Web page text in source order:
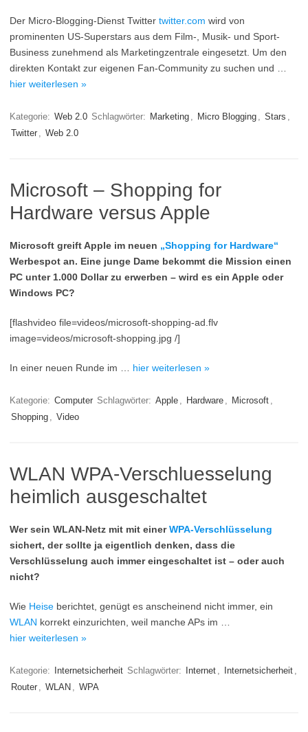
Der Micro-Blogging-Dienst Twitter twitter.com wird von
prominenten US-Superstars aus dem Film-, Musik- und Sport-
Business zunehmend als Marketingzentrale eingesetzt. Um den
direkten Kontakt zur eigenen Fan-Community zu suchen und …
hier weiterlesen »
Kategorie: Web 2.0 Schlagwörter: Marketing , Micro Blogging , Stars ,
Twitter , Web 2.0
Microsoft – Shopping for
Hardware versus Apple
Microsoft greift Apple im neuen „Shopping for Hardware“
Werbespot an. Eine junge Dame bekommt die Mission einen
PC unter 1.000 Dollar zu erwerben – wird es ein Apple oder
Windows PC?
[flashvideo file=videos/microsoft-shopping-ad.flv
image=videos/microsoft-shopping.jpg /]
In einer neuen Runde im … hier weiterlesen »
Kategorie: Computer Schlagwörter: Apple , Hardware , Microsoft ,
Shopping , Video
WLAN WPA-Verschluesselung
heimlich ausgeschaltet
Wer sein WLAN-Netz mit mit einerWPA-Verschlüsselung
sichert, der sollte ja eigentlich denken, dass die
Verschlüsselung auch immer eingeschaltet ist – oder auch
nicht?
Wie Heise berichtet, genügt es anscheinend nicht immer, ein
WLAN korrekt einzurichten, weil manche APs im …
hier weiterlesen »
Kategorie: Internetsicherheit Schlagwörter: Internet , Internetsicherheit ,
Router , WLAN , WPA